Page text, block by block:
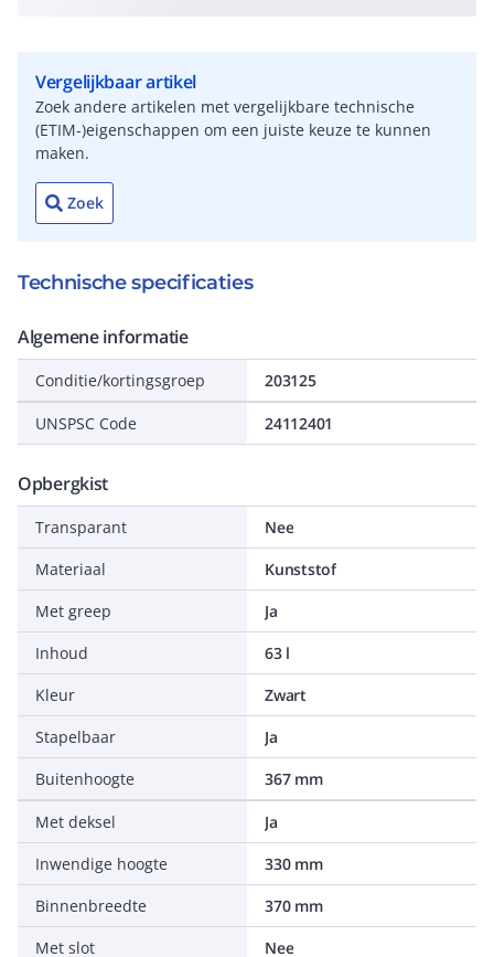
Vergelijkbaar artikel
Zoek andere artikelen met vergelijkbare technische
(ETIM-)eigenschappen om een juiste keuze te kunnen
maken.
Zoek
Technische specificaties
Algemene informatie
Conditie/kortingsgroep 203125
UNSPSC Code 24112401
Opbergkist
Transparant
Nee
Materiaal
Kunststof
Met greep
Ja
Inhoud
63 l
Kleur
Zwart
Stapelbaar
Ja
Buitenhoogte
367 mm
Met deksel
Ja
Inwendige hoogte
330 mm
Binnenbreedte
370 mm
Met slot
Nee